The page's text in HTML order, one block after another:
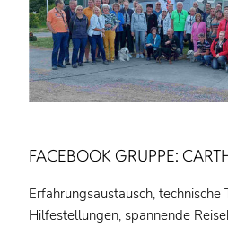
FACEBOOK GRUPPE:
Erfahrungsaustausch, technische
Hilfestellungen, spannende